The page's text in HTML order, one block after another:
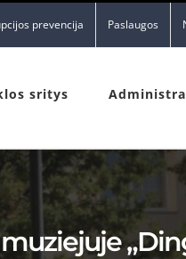
prevencija Paslaugos
sritys